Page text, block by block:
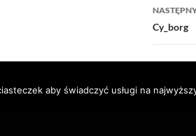
Cy_borg
aby świadczyć usługi na